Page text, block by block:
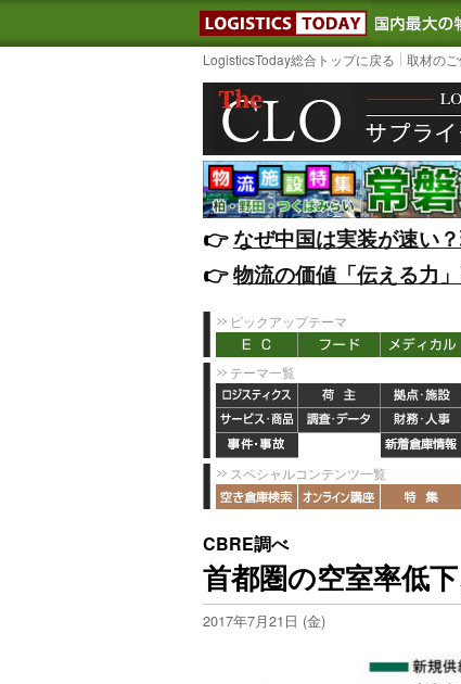
LogisticsToday総合トップに戻る 取材の
👉️なぜ中国は実装が速い
👉️物流の価値「伝える力
ピックアップテーマ
テーマ一覧
スペシャルコンテンツ一覧
CBRE調べ
首都圏の空室率低
2017年7月21日 (金)